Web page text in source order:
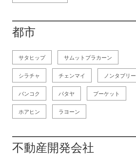
都市
サタヒップ サムットプラカーン
シラチャ チェンマイ ノンタブリー
バンコク パタヤ プーケット
ホアヒン ラヨーン
不動産開発会社